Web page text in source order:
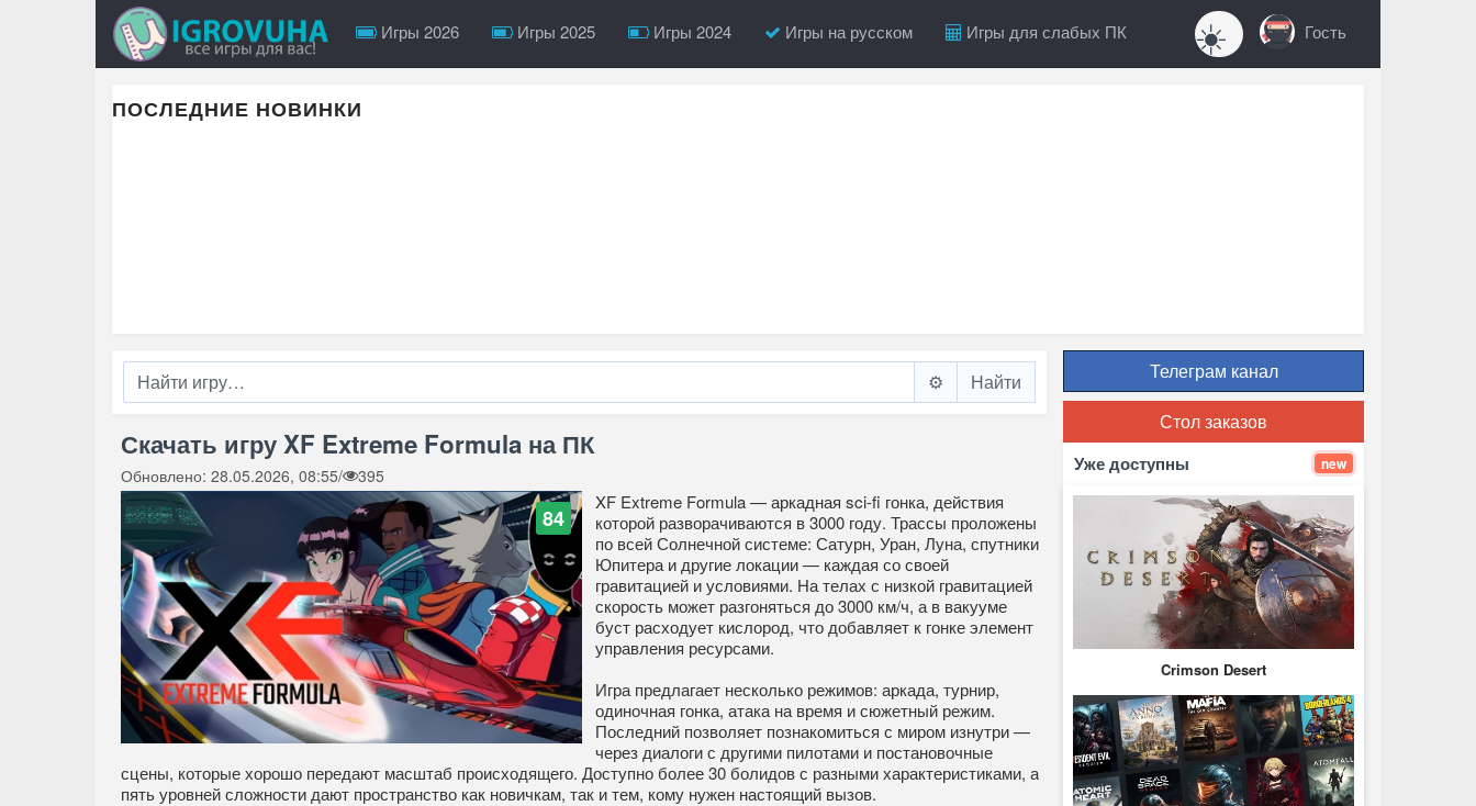
Игры 2026 Игры 2025 Игры 2024 Игры на русском Игры для слабых ПК ☀️ Гость
ПОСЛЕДНИЕ НОВИНКИ
⚙️
Скачать игру XF Extreme Formula на ПК
Обновлено: 28.05.2026, 08:55/ 395
84
XF Extreme Formula — аркадная sci-fi гонка, действия
которой разворачиваются в 3000 году. Трассы проложены
по всей Солнечной системе: Сатурн, Уран, Луна, спутники
Юпитера и другие локации — каждая со своей
гравитацией и условиями. На телах с низкой гравитацией
скорость может разгоняться до 3000 км/ч, а в вакууме
буст расходует кислород, что добавляет к гонке элемент
управления ресурсами.
Игра предлагает несколько режимов: аркада, турнир,
одиночная гонка, атака на время и сюжетный режим.
Последний позволяет познакомиться с миром изнутри —
через диалоги с другими пилотами и постановочные
сцены, которые хорошо передают масштаб происходящего. Доступно более 30 болидов с разными характеристиками, а
пять уровней сложности дают пространство как новичкам, так и тем, кому нужен настоящий вызов.
Телеграм канал
Стол заказов
Уже доступны new
Crimson Desert